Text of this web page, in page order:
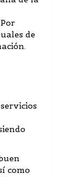
de
como